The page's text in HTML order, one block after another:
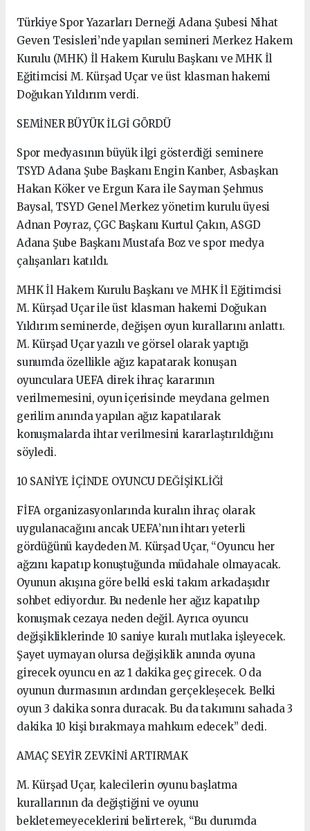
Türkiye Spor Yazarları Derneği Adana Şubesi Nihat
Geven Tesisleri’nde yapılan semineri Merkez Hakem
Kurulu (MHK) İl Hakem Kurulu Başkanı ve MHK İl
Eğitimcisi M. Kürşad Uçar ve üst klasman hakemi
Doğukan Yıldırım verdi.
SEMİNER BÜYÜK İLGİ GÖRDÜ
Spor medyasının büyük ilgi gösterdiği seminere
TSYD Adana Şube Başkanı Engin Kanber, Asbaşkan
Hakan Köker ve Ergun Kara ile Sayman Şehmus
Baysal, TSYD Genel Merkez yönetim kurulu üyesi
Adnan Poyraz, ÇGC Başkanı Kurtul Çakın, ASGD
Adana Şube Başkanı Mustafa Boz ve spor medya
çalışanları katıldı.
MHK İl Hakem Kurulu Başkanı ve MHK İl Eğitimcisi
M. Kürşad Uçar ile üst klasman hakemi Doğukan
Yıldırım seminerde, değişen oyun kurallarını anlattı.
M. Kürşad Uçar yazılı ve görsel olarak yaptığı
sunumda özellikle ağız kapatarak konuşan
oyunculara UEFA direk ihraç kararının
verilmemesini, oyun içerisinde meydana gelmen
gerilim anında yapılan ağız kapatılarak
konuşmalarda ihtar verilmesini kararlaştırıldığını
söyledi.
10 SANİYE İÇİNDE OYUNCU DEĞİŞİKLİĞİ
FİFA organizasyonlarında kuralın ihraç olarak
uygulanacağını ancak UEFA’nın ihtarı yeterli
gördüğünü kaydeden M. Kürşad Uçar, “Oyuncu her
ağzını kapatıp konuştuğunda müdahale olmayacak.
Oyunun akışına göre belki eski takım arkadaşıdır
sohbet ediyordur. Bu nedenle her ağız kapatılıp
konuşmak cezaya neden değil. Ayrıca oyuncu
değişikliklerinde 10 saniye kuralı mutlaka işleyecek.
Şayet uymayan olursa değişiklik anında oyuna
girecek oyuncu en az 1 dakika geç girecek. O da
oyunun durmasının ardından gerçekleşecek. Belki
oyun 3 dakika sonra duracak. Bu da takımını sahada 3
dakika 10 kişi bırakmaya mahkum edecek” dedi.
AMAÇ SEYİR ZEVKİNİ ARTIRMAK
M. Kürşad Uçar, kalecilerin oyunu başlatma
kurallarının da değiştiğini ve oyunu
bekletemeyeceklerini belirterek, “Bu durumda